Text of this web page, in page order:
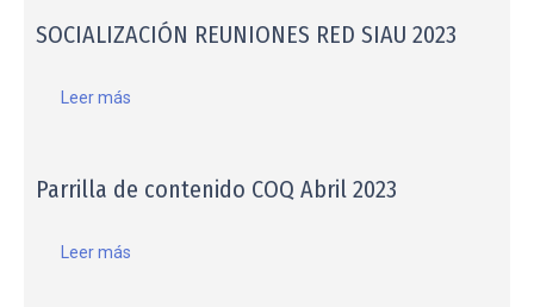
SOCIALIZACIÓN REUNIONES RED SIAU 2023
Leer más
Parrilla de contenido COQ Abril 2023
Leer más